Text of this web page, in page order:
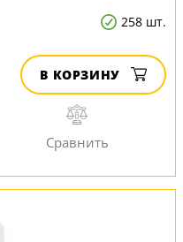
258 шт.
В КОРЗИНУ